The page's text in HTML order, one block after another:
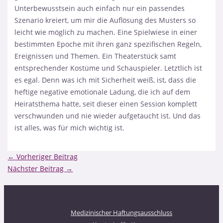
Unterbewusstsein auch einfach nur ein passendes
Szenario kreiert, um mir die Auflösung des Musters so
leicht wie möglich zu machen. Eine Spielwiese in einer
bestimmten Epoche mit ihren ganz spezifischen Regeln,
Ereignissen und Themen. Ein Theaterstück samt
entsprechender Kostüme und Schauspieler. Letztlich ist
es egal. Denn was ich mit Sicherheit weiß, ist, dass die
heftige negative emotionale Ladung, die ich auf dem
Heiratsthema hatte, seit dieser einen Session komplett
verschwunden und nie wieder aufgetaucht ist. Und das
ist alles, was für mich wichtig ist.
← Vorheriger Beitrag
Nächster Beitrag →
Medizinischer Haftungsausschluss